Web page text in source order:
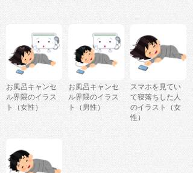
お風呂キャンセ
ル界隈のイラス
ト（女性）
お風呂キャンセ
ル界隈のイラス
ト（男性）
スマホを見てい
て寝落ちした人
のイラスト（女
性）